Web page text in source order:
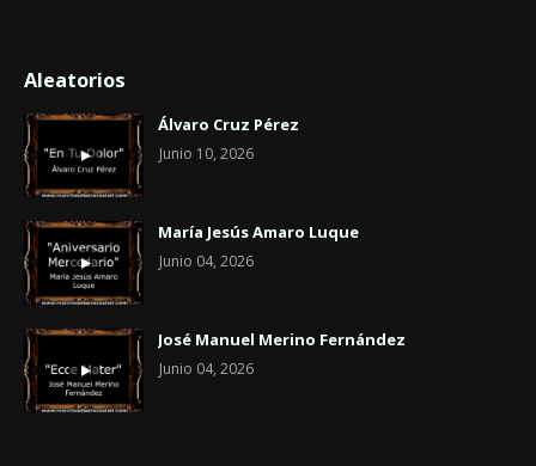
Aleatorios
Álvaro Cruz Pérez
Junio 10, 2026
María Jesús Amaro Luque
Junio 04, 2026
José Manuel Merino Fernández
Junio 04, 2026